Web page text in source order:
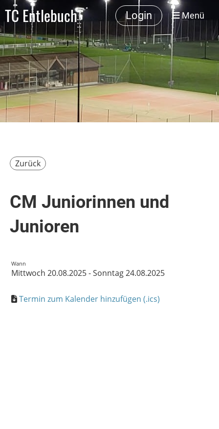
TC Entlebuch Login Menü
Zurück
CM Juniorinnen und
Junioren
Wann
Mittwoch 20.08.2025 - Sonntag 24.08.2025
Termin zum Kalender hinzufügen (.ics)